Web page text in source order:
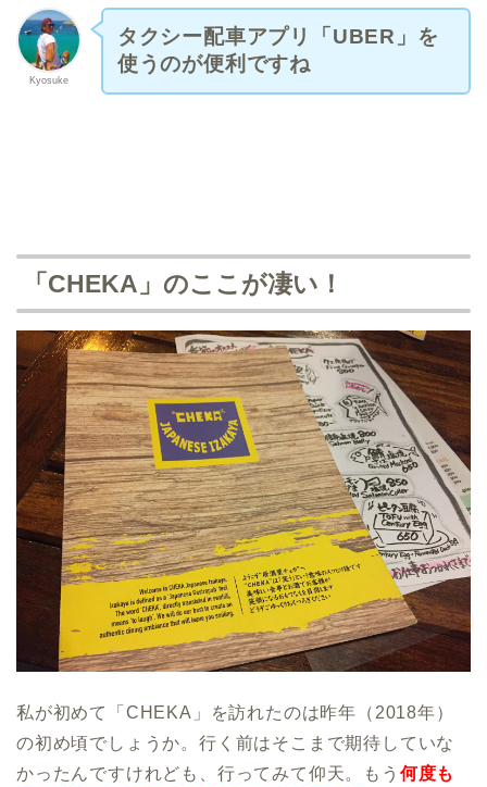
Kyosuke
タクシー配車アプリ「UBER」を
使うのが便利ですね
「CHEKA」のここが凄い！
私が初めて「CHEKA」を訪れたのは昨年（2018年）
の初め頃でしょうか。行く前はそこまで期待していな
かったんですけれども、行ってみて仰天。もう 何度も